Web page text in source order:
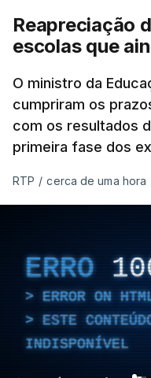
Reapreciação
escolas que
O ministro da
cumpriram os
com os resultados
primeira fase dos
RTP / cerca de uma hora
ERRO
ERROR ON
ESTE
INDISPONÍVEL